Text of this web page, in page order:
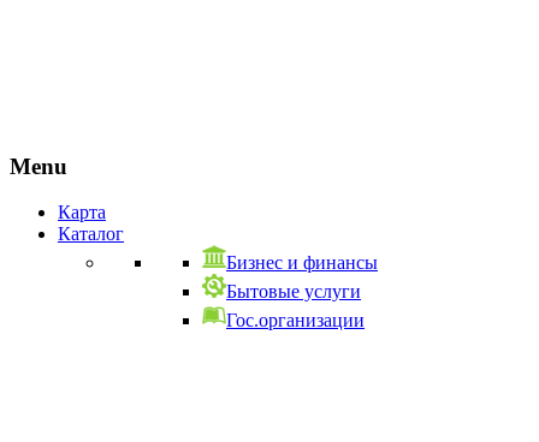
Menu
Карта
Каталог
Бизнес и финансы
Бытовые услуги
Гос.организации